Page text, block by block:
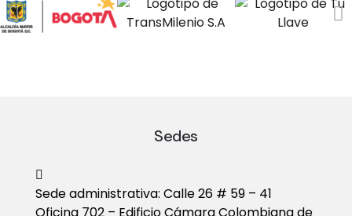
Sedes
Sede administrativa: Calle 26 # 59 – 41